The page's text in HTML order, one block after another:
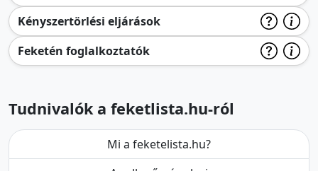
Kényszertörlési eljárások
Feketén foglalkoztatók
Tudnivalók a feketlista.hu-ról
Mi a feketelista.hu?